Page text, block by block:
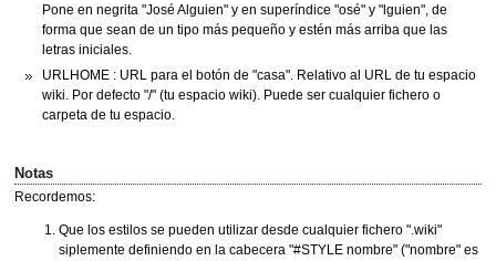
Pone en negrita "José Alguien" y en superíndice "osé" y "lguien", de
forma que sean de un tipo más pequeño y estén más arriba que las
letras iniciales.
URLHOME : URL para el botón de "casa". Relativo al URL de tu espacio
wiki. Por defecto "/" (tu espacio wiki). Puede ser cualquier fichero o
carpeta de tu espacio.
Notas
Recordemos:
Que los estilos se pueden utilizar desde cualquier fichero ".wiki"
siplemente definiendo en la cabecera "#STYLE nombre" ("nombre" es